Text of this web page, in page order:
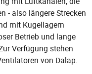
- also längere Strecken
mit Kugellagern
Betrieb und lange
Verfügung stehen
von Dalap.